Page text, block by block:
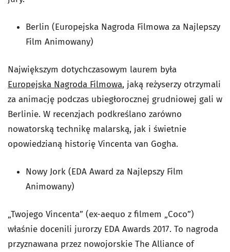
Berlin (Europejska Nagroda Filmowa za Najlepszy
Film Animowany)
Największym dotychczasowym laurem była
Europejska Nagroda Filmowa, jaką reżyserzy otrzymali
za animację podczas ubiegłorocznej grudniowej gali w
Berlinie. W recenzjach podkreślano zarówno
nowatorską technikę malarską, jak i świetnie
opowiedzianą historię Vincenta van Gogha.
Nowy Jork (EDA Award za Najlepszy Film
Animowany)
„Twojego Vincenta” (ex-aequo z filmem „Coco”)
właśnie docenili jurorzy EDA Awards 2017. To nagroda
przyznawana przez nowojorskie The Alliance of